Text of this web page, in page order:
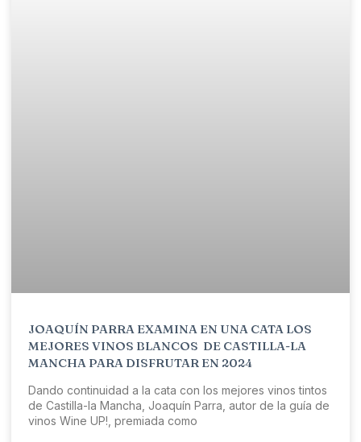
JOAQUÍN PARRA EXAMINA EN UNA CATA LOS
MEJORES VINOS BLANCOS DE CASTILLA-LA
MANCHA PARA DISFRUTAR EN 2024
Dando continuidad a la cata con los mejores vinos tintos
de Castilla-la Mancha, Joaquín Parra, autor de la guía de
vinos Wine UP!, premiada como